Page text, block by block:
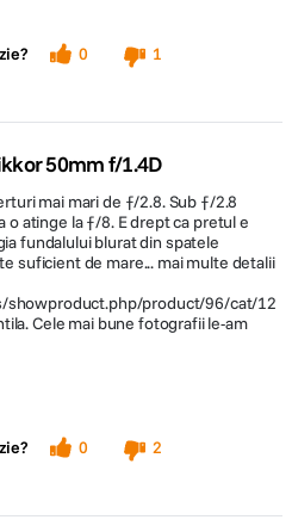
0
1
50mm f/1.4D
mai mari de ƒ/2.8. Sub ƒ/2.8
o atinge la ƒ/8. E drept ca pretul e
fundalului blurat din spatele
suficient de mare... mai multe detalii
showproduct.php/product/96/cat/12
Cele mai bune fotografii le-am
0
2